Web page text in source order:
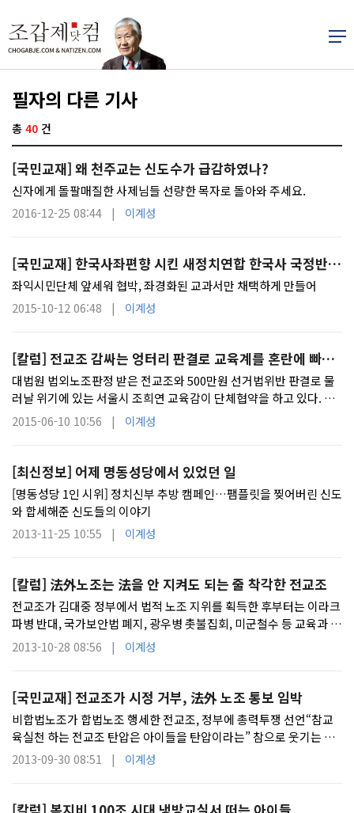
필자의 다른 기사
총 40 건
[국민교재] 왜 천주교는 신도수가 급감하였나?
신자에게 돌팔매질한 사제님들 선량한 목자로 돌아와 주세요.
2016-12-25 08:44 | 이계성
[국민교재] 한국사좌편향 시킨 새정치연합 한국사 국정반대
할 자격 없다.
좌익시민단체 앞세워 협박, 좌경화된 교과서만 채택하게 만들어
2015-10-12 06:48 | 이계성
[칼럼] 전교조 감싸는 엉터리 판결로 교육계를 혼란에 빠트
린 민중기 판사를 퇴출시켜야
대법원 법외노조판정 받은 전교조와 500만원 선거법위반 판결로 물
러날 위기에 있는 서울시 조희연 교육감이 단체협약을 하고 있다. 대
한민국과 법을 우롱하는 처사다.
2015-06-10 10:56 | 이계성
[최신정보] 어제 명동성당에서 있었던 일
[명동성당 1인 시위] 정치신부 추방 캠페인…팸플릿을 찢어버린 신도
와 합세해준 신도들의 이야기
2013-11-25 10:55 | 이계성
[칼럼] 法外노조는 法을 안 지켜도 되는 줄 착각한 전교조
전교조가 김대중 정부에서 법적 노조 지위를 획득한 후부터는 이라크
파병 반대, 국가보안법 폐지, 광우병 촛불집회, 미군철수 등 교육과 관
련 없는 정치·이념 투쟁에 몰두했다.
2013-10-28 08:56 | 이계성
[국민교재] 전교조가 시정 거부, 法外 노조 통보 임박
비합법노조가 합법노조 행세한 전교조, 정부에 총력투쟁 선언“참교
육실천 하는 전교조 탄압은 아이들을 탄압이라는” 참으로 웃기는 전
교조전교조는 비합법노조가 합법노조 행세하며 매년
2013-09-30 08:51 | 이계성